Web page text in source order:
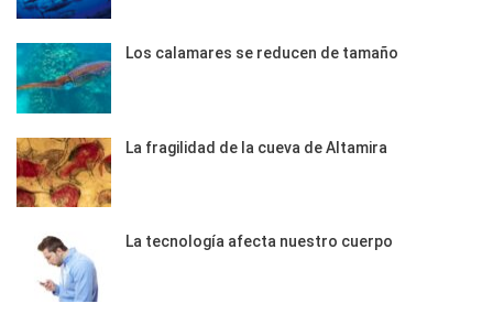
Los calamares se reducen de tamaño
La fragilidad de la cueva de Altamira
La tecnología afecta nuestro cuerpo